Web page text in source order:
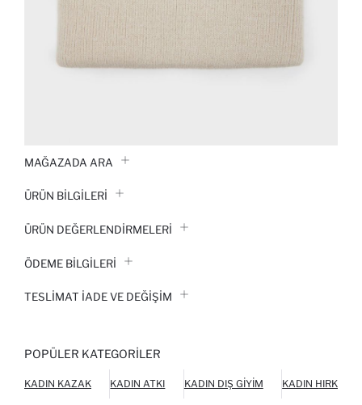
MAĞAZADA ARA
ÜRÜN BILGILERI
ÜRÜN DEĞERLENDİRMELERİ
ÖDEME BİLGİLERİ
TESLIMAT İADE VE DEĞIŞIM
POPÜLER KATEGORILER
KADIN KAZAK KADIN ATKI KADIN DIŞ GIYIM KADIN HIRKA